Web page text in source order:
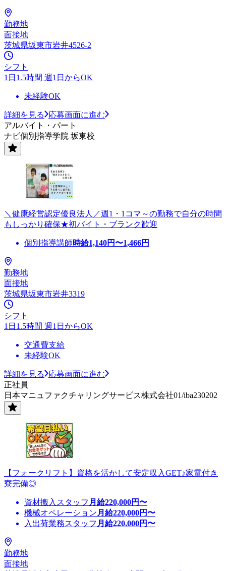
勤務地
面接地
茨城県坂東市岩井4526-2
シフト
1日1.5時間 週1日からOK
未経験OK
詳細を見る
応募画面に進む
アルバイト・パート
ナビ個別指導学院 坂東校
＼健康経営認定優良法人／週1・1コマ～の勤務で自分の時間
もしっかり確保★初バイト・ブランク歓迎
個別指導講師時給1,140円〜1,466円
勤務地
面接地
茨城県坂東市岩井3319
シフト
1日1.5時間 週1日からOK
交通費支給
未経験OK
詳細を見る
応募画面に進む
正社員
日本マニュファクチャリングサービス株式会社01/iba230202
【フォークリフト】資格を活かして安定収入GET♪家電付き
寮完備◎
資材搬入スタッフ 月給220,000円〜
機械オペレーション 月給220,000円〜
入出荷業務スタッフ 月給220,000円〜
勤務地
面接地